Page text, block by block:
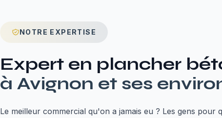
NOTRE EXPERTISE
Expert en plancher
à Avignon et ses
Le meilleur commercial qu'on a jamais eu ? Les gens pour